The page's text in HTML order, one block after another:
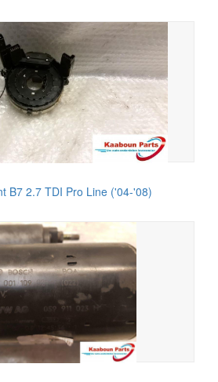
B7 2.7 TDI Pro Line ('04-'08)